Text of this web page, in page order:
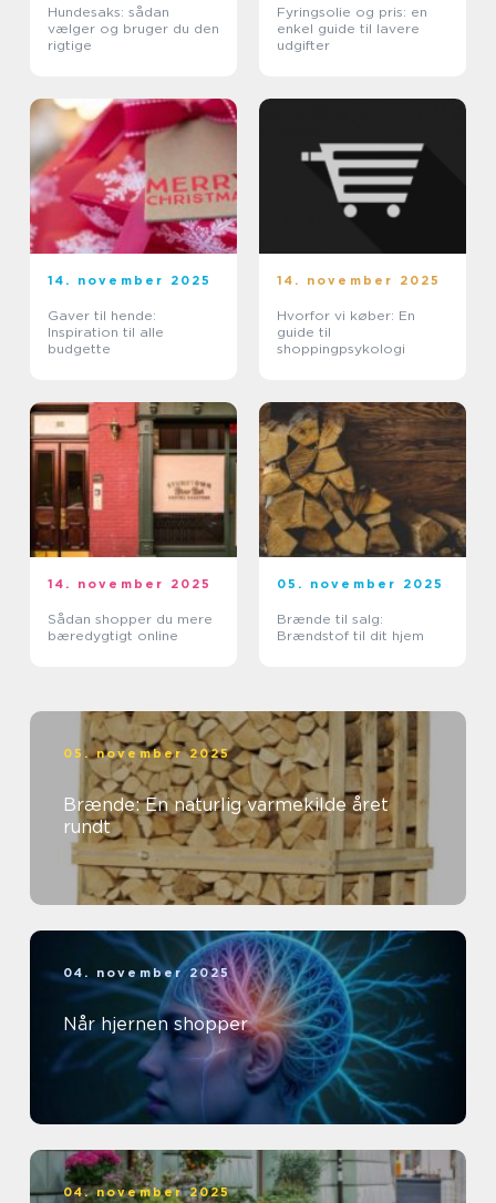
Hundesaks: sådan
vælger og bruger du den
rigtige
Fyringsolie og pris: en
enkel guide til lavere
udgifter
14. november 2025
Gaver til hende:
Inspiration til alle
budgette
14. november 2025
Hvorfor vi køber: En
guide til
shoppingpsykologi
14. november 2025
Sådan shopper du mere
bæredygtigt online
05. november 2025
Brænde til salg:
Brændstof til dit hjem
05. november 2025
Brænde: En naturlig varmekilde året
rundt
04. november 2025
Når hjernen shopper
04. november 2025